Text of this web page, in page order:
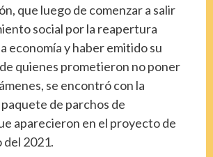
que luego de comenzar a salir
social por la reapertura
economía y haber emitido su
quienes prometieron no poner
se encontró con la
de parchos de
aparecieron en el proyecto de
2021.